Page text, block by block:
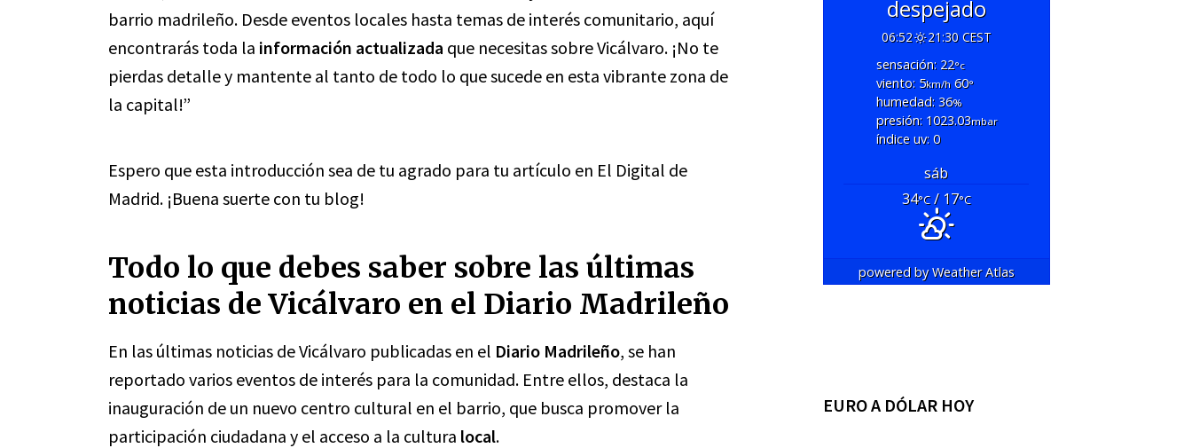
barrio madrileño. Desde eventos locales hasta temas de interés comunitario, aquí
encontrarás toda la información actualizada que necesitas sobre Vicálvaro. ¡No te
pierdas detalle y mantente al tanto de todo lo que sucede en esta vibrante zona de
la capital!”
Espero que esta introducción sea de tu agrado para tu artículo en El Digital de
Madrid. ¡Buena suerte con tu blog!
Todo lo que debes saber sobre las últimas
noticias de Vicálvaro en el Diario Madrileño
En las últimas noticias de Vicálvaro publicadas en el Diario Madrileño, se han
reportado varios eventos de interés para la comunidad. Entre ellos, destaca la
inauguración de un nuevo centro cultural en el barrio, que busca promover la
participación ciudadana y el acceso a la cultura local.
despejado
06:52
21:30 CEST
sensación: 22°c
viento: 5km/h60°
humedad: 36%
presión: 1023.03mbar
índice uv: 0
sáb
34°C/ 17°C
powered byWeather Atlas
EURO A DÓLAR HOY